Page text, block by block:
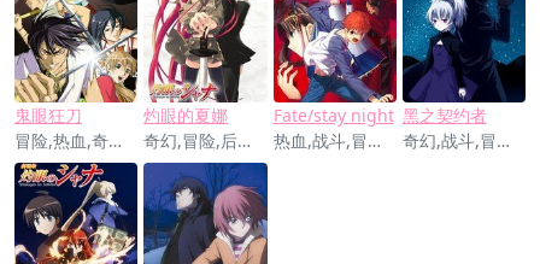
鬼眼狂刀
冒险,热血,奇幻,战斗
灼眼的夏娜
奇幻,冒险,后宫,战斗,爱情
Fate/stay night
热血,战斗,冒险,奇幻,神魔,剧情
黑之契约者
奇幻,战斗,冒险,爱情